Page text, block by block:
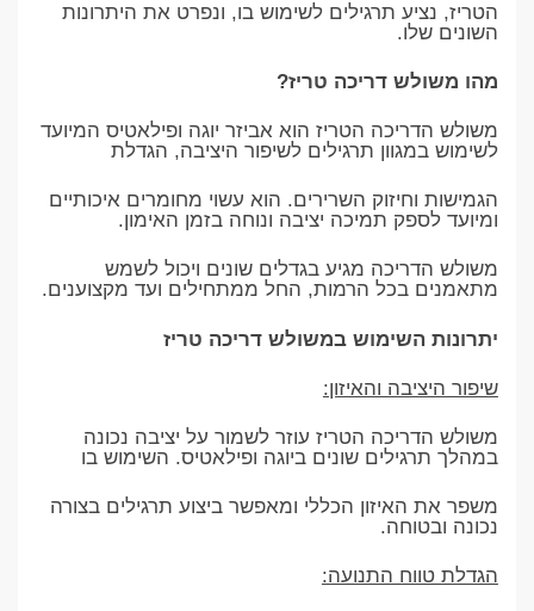
הטריז, נציע תרגילים לשימוש בו, ונפרט את היתרונות
השונים שלו.
מהו משולש דריכה טריז?
משולש הדריכה הטריז הוא אביזר יוגה ופילאטיס המיועד
לשימוש במגוון תרגילים לשיפור היציבה, הגדלת
הגמישות וחיזוק השרירים. הוא עשוי מחומרים איכותיים
ומיועד לספק תמיכה יציבה ונוחה בזמן האימון.
משולש הדריכה מגיע בגדלים שונים ויכול לשמש
מתאמנים בכל הרמות, החל ממתחילים ועד מקצוענים.
יתרונות השימוש במשולש דריכה טריז
שיפור היציבה והאיזון:
משולש הדריכה הטריז עוזר לשמור על יציבה נכונה
במהלך תרגילים שונים ביוגה ופילאטיס. השימוש בו
משפר את האיזון הכללי ומאפשר ביצוע תרגילים בצורה
נכונה ובטוחה.
הגדלת טווח התנועה: